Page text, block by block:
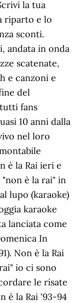
la tua
riparto e lo
sconti.
andata in onda
scatenate,
e canzoni e
del
fans
10 anni dalla
nel loro
è la Rai ieri e
è la rai" in
lupo (karaoke)
karaoke
lanciata come
In
Non è la Rai
io ci sono
le risate
è la Rai '93-94